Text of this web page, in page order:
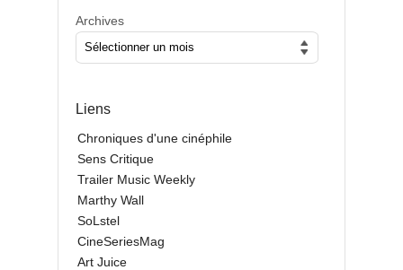
Archives
Liens
Chroniques d'une cinéphile
Sens Critique
Trailer Music Weekly
Marthy Wall
SoLstel
CineSeriesMag
Art Juice